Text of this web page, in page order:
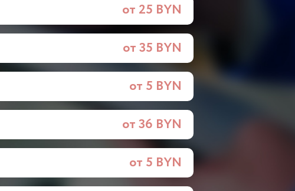
от 25 BYN
от 35 BYN
от 5 BYN
от 36 BYN
от 5 BYN